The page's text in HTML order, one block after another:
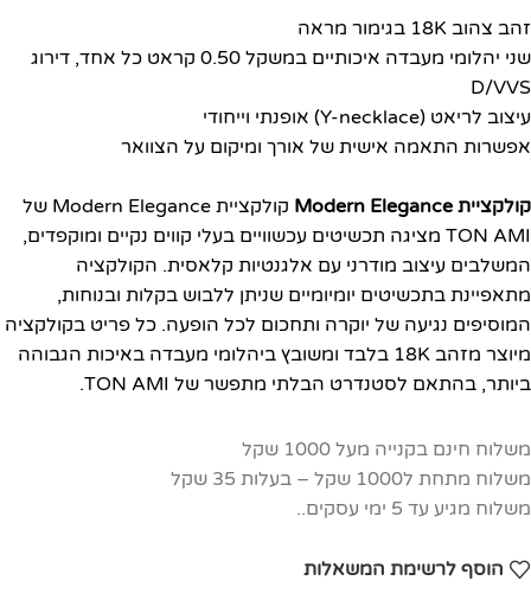
זהב צהוב 18K בגימור מראה
שני יהלומי מעבדה איכותיים במשקל 0.50 קראט כל אחד, דירוג
D/VVS
עיצוב לריאט (Y-necklace) אופנתי וייחודי
אפשרות התאמה אישית של אורך ומיקום על הצוואר
קולקציית Modern Elegance
קולקציית Modern Elegance של
TON AMI מציגה תכשיטים עכשוויים בעלי קווים נקיים ומוקפדים,
המשלבים עיצוב מודרני עם אלגנטיות קלאסית. הקולקציה
מתאפיינת בתכשיטים יומיומיים שניתן ללבוש בקלות ובנוחות,
המוסיפים נגיעה של יוקרה ותחכום לכל הופעה. כל פריט בקולקציה
מיוצר מזהב 18K בלבד ומשובץ ביהלומי מעבדה באיכות הגבוהה
ביותר, בהתאם לסטנדרט הבלתי מתפשר של TON AMI.
משלוח חינם בקנייה מעל 1000 שקל
משלוח מתחת ל1000 שקל – בעלות 35 שקל
משלוח מגיע עד 5 ימי עסקים..
הוסף לרשימת המשאלות